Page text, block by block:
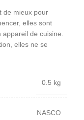
de mieux pour
elles sont
appareil de cuisine.
elles ne se
0.5 kg
NASCO